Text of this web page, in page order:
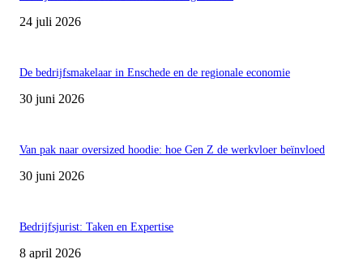
24 juli 2026
De bedrijfsmakelaar in Enschede en de regionale economie
30 juni 2026
Van pak naar oversized hoodie: hoe Gen Z de werkvloer beïnvloed
30 juni 2026
Bedrijfsjurist: Taken en Expertise
8 april 2026